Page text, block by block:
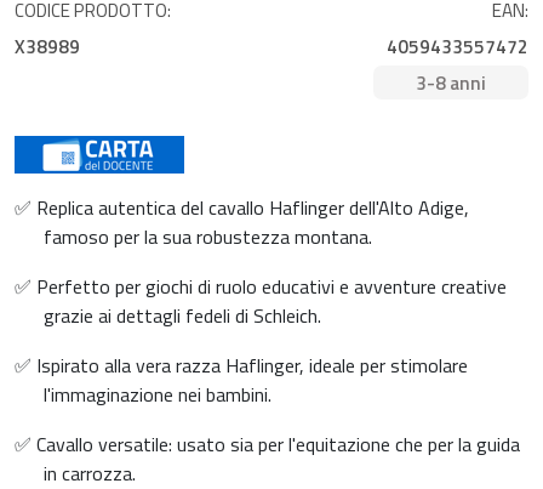
CODICE PRODOTTO:
X38989
EAN:
4059433557472
3-8 anni
✅ Replica autentica del cavallo Haflinger dell'Alto Adige,
famoso per la sua robustezza montana.
✅ Perfetto per giochi di ruolo educativi e avventure creative
grazie ai dettagli fedeli di Schleich.
✅ Ispirato alla vera razza Haflinger, ideale per stimolare
l'immaginazione nei bambini.
✅ Cavallo versatile: usato sia per l'equitazione che per la guida
in carrozza.